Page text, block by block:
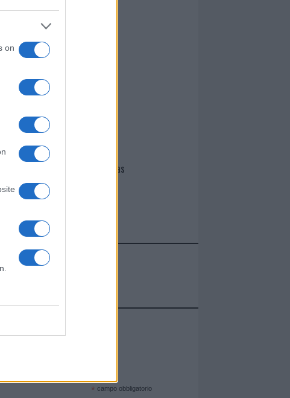
on
I nostri cari
I nostri cari
Giovannimaria Cabras
sul sito web!
* campo obbligatorio